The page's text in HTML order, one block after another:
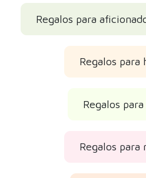
Regalos para
Regalos para
Regalos
Regalos para